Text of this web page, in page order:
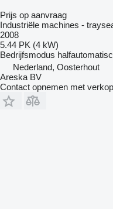
Prijs op aanvraag
Industriële machines -
2008
5.44 PK (4 kW)
Bedrijfsmodus
Nederland, Oosterhout
Areska BV
Contact opnemen met